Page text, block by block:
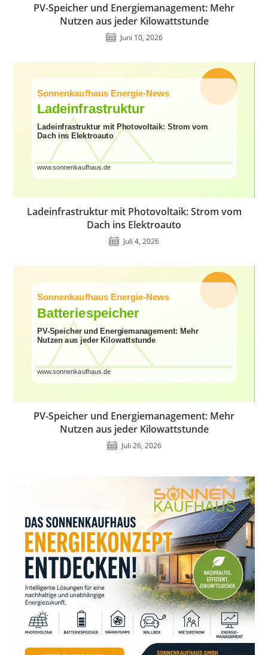
PV-Speicher und Energiemanagement: Mehr
Nutzen aus jeder Kilowattstunde
Juni 10, 2026
Ladeinfrastruktur mit Photovoltaik: Strom vom
Dach ins Elektroauto
Juli 4, 2026
PV-Speicher und Energiemanagement: Mehr
Nutzen aus jeder Kilowattstunde
Juli 26, 2026